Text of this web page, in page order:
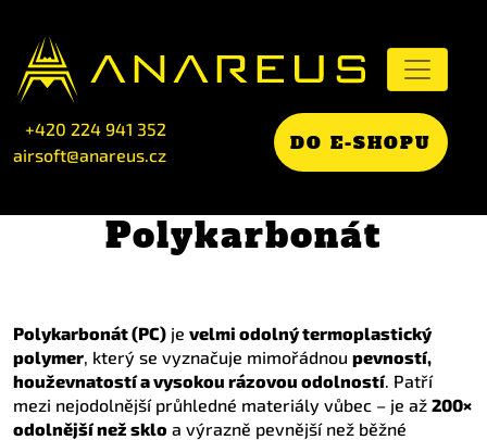
+420 224 941 352
airsoft@anareus.cz
DO E-SHOPU
Polykarbonát
Polykarbonát (PC) je velmi odolný termoplastický
polymer, který se vyznačuje mimořádnou pevností,
houževnatostí a vysokou rázovou odolností. Patří
mezi nejodolnější průhledné materiály vůbec – je až 200×
odolnější než sklo a výrazně pevnější než běžné